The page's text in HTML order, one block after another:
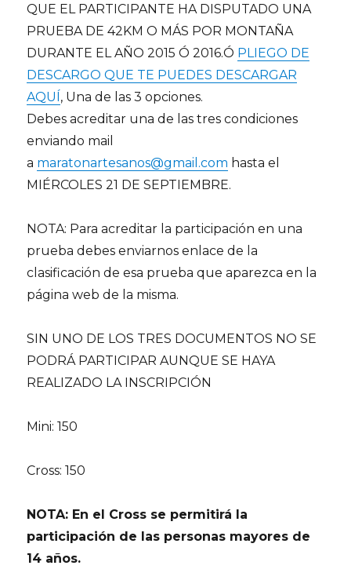
QUE EL PARTICIPANTE HA DISPUTADO UNA
PRUEBA DE 42KM O MÁS POR MONTAÑA
DURANTE EL AÑO 2015 Ó 2016.Ó PLIEGO DE
DESCARGO QUE TE PUEDES DESCARGAR
AQUÍ, Una de las 3 opciones.
Debes acreditar una de las tres condiciones
enviando mail
a maratonartesanos@gmail.com hasta el
MIÉRCOLES 21 DE SEPTIEMBRE.
NOTA: Para acreditar la participación en una
prueba debes enviarnos enlace de la
clasificación de esa prueba que aparezca en la
página web de la misma.
SIN UNO DE LOS TRES DOCUMENTOS NO SE
PODRÁ PARTICIPAR AUNQUE SE HAYA
REALIZADO LA INSCRIPCIÓN
Mini: 150
Cross: 150
NOTA: En el Cross se permitirá la
participación de las personas mayores de
14 años.